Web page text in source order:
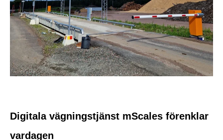
Digitala vägningstjänst mScales förenklar
vardagen